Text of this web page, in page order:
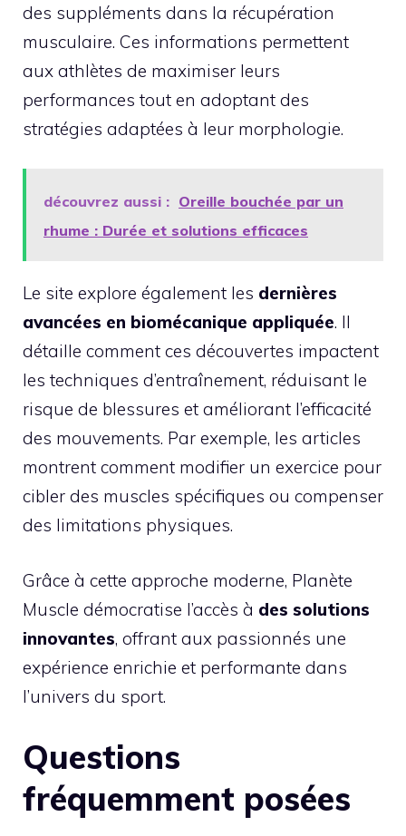
des suppléments dans la récupération
musculaire. Ces informations permettent
aux athlètes de maximiser leurs
performances tout en adoptant des
stratégies adaptées à leur morphologie.
découvrez aussi : Oreille bouchée par un
rhume : Durée et solutions efficaces
Le site explore également les dernières
avancées en biomécanique appliquée. Il
détaille comment ces découvertes impactent
les techniques d’entraînement, réduisant le
risque de blessures et améliorant l’efficacité
des mouvements. Par exemple, les articles
montrent comment modifier un exercice pour
cibler des muscles spécifiques ou compenser
des limitations physiques.
Grâce à cette approche moderne, Planète
Muscle démocratise l’accès à des solutions
innovantes, offrant aux passionnés une
expérience enrichie et performante dans
l’univers du sport.
Questions
fréquemment posées